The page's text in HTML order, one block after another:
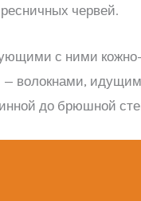
червей.
с ними
волокнами,
до брюшной